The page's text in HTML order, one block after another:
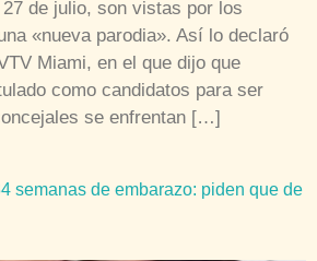
de julio, son vistas por los
«nueva parodia». Así lo declaró
Miami, en el que dijo que
como candidatos para ser
se enfrentan […]
semanas de embarazo: piden que de